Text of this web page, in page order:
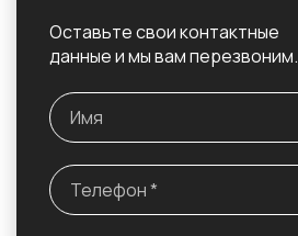
Оставьте свои контактные
данные и мы вам перезвоним.